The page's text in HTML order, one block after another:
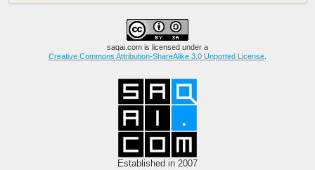
saqai.com is licensed under a
Creative Commons Attribution-ShareAlike 3.0 Unported License
Established in 2007